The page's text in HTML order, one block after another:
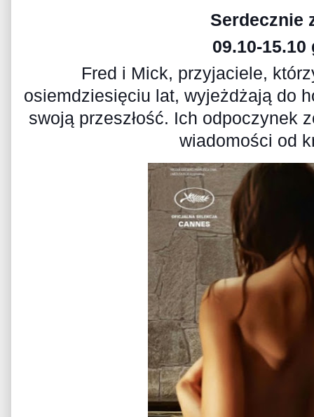
Serdecznie
09.10-15.10
Fred i Mick, przyjaciele,
osiemdziesięciu lat, wyjeżdżają do
swoją przeszłość. Ich odpoczynek
wiadomości od